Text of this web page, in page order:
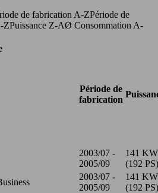
de fabrication A-ZPériode de
ZPuissance Z-AØ Consommation A-
Période de
fabrication
2003/07 -
2005/09
141 KW
(192 PS)
2003/07 -
2005/09
141 KW
(192 PS)